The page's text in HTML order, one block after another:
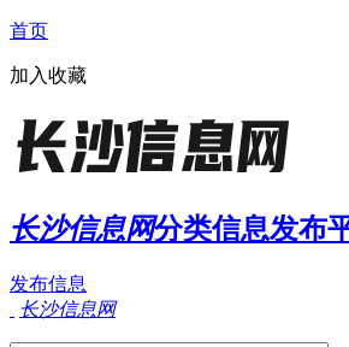
首页
加入收藏
长沙信息网分类信息发布
发布信息
长沙信息网